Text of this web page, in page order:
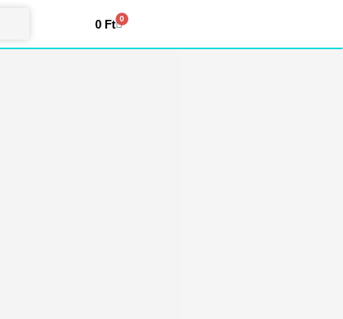
0 Ft 0